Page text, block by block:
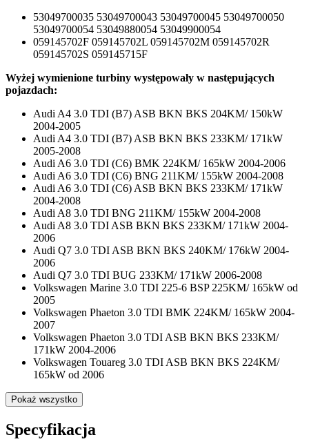
53049700035 53049700043 53049700045 53049700050
53049700054 53049880054 53049900054
059145702F 059145702L 059145702M 059145702R
059145702S 059145715F
Wyżej wymienione turbiny występowały w następujących
pojazdach:
Audi A4 3.0 TDI (B7) ASB BKN BKS 204KM/ 150kW
2004-2005
Audi A4 3.0 TDI (B7) ASB BKN BKS 233KM/ 171kW
2005-2008
Audi A6 3.0 TDI (C6) BMK 224KM/ 165kW 2004-2006
Audi A6 3.0 TDI (C6) BNG 211KM/ 155kW 2004-2008
Audi A6 3.0 TDI (C6) ASB BKN BKS 233KM/ 171kW
2004-2008
Audi A8 3.0 TDI BNG 211KM/ 155kW 2004-2008
Audi A8 3.0 TDI ASB BKN BKS 233KM/ 171kW 2004-
2006
Audi Q7 3.0 TDI ASB BKN BKS 240KM/ 176kW 2004-
2006
Audi Q7 3.0 TDI BUG 233KM/ 171kW 2006-2008
Volkswagen Marine 3.0 TDI 225-6 BSP 225KM/ 165kW od
2005
Volkswagen Phaeton 3.0 TDI BMK 224KM/ 165kW 2004-
2007
Volkswagen Phaeton 3.0 TDI ASB BKN BKS 233KM/
171kW 2004-2006
Volkswagen Touareg 3.0 TDI ASB BKN BKS 224KM/
165kW od 2006
Pokaż wszystko
Specyfikacja